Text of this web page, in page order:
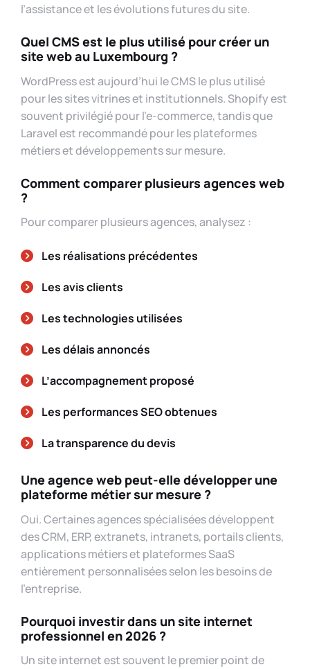
l’assistance et les évolutions futures du site.
Quel CMS est le plus utilisé pour créer un
site web au Luxembourg ?
WordPress est aujourd’hui le CMS le plus utilisé
pour les sites vitrines et institutionnels. Shopify est
souvent privilégié pour l’e-commerce, tandis que
Laravel est recommandé pour les plateformes
métiers et développements sur mesure.
Comment comparer plusieurs agences web
?
Pour comparer plusieurs agences, analysez :
Les réalisations précédentes
Les avis clients
Les technologies utilisées
Les délais annoncés
L’accompagnement proposé
Les performances SEO obtenues
La transparence du devis
Une agence web peut-elle développer une
plateforme métier sur mesure ?
Oui. Certaines agences spécialisées développent
des CRM, ERP, extranets, intranets, portails clients,
applications métiers et plateformes SaaS
entièrement personnalisées selon les besoins de
l’entreprise.
Pourquoi investir dans un site internet
professionnel en 2026 ?
Un site internet est souvent le premier point de